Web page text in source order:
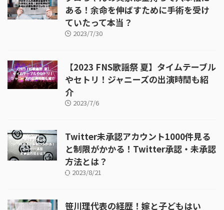
ある！余命を伸ばすために手術を受け
ていたって本当？
2023/7/30
【2023 FNS歌謡祭 夏】タイムテーブル
やセトリ！ジャニーズの出演時間も紹
介
2023/7/6
Twitter未承認アカウント1000件見る
と制限がかかる！Twitter承認・未承認
方法とは？
2023/8/21
笹川理代表の経歴！嫁と子どもはい